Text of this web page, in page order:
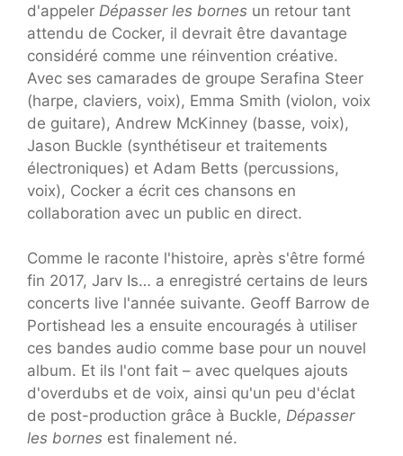
d'appeler Dépasser les bornes un retour tant
attendu de Cocker, il devrait être davantage
considéré comme une réinvention créative.
Avec ses camarades de groupe Serafina Steer
(harpe, claviers, voix), Emma Smith (violon, voix
de guitare), Andrew McKinney (basse, voix),
Jason Buckle (synthétiseur et traitements
électroniques) et Adam Betts (percussions,
voix), Cocker a écrit ces chansons en
collaboration avec un public en direct.
Comme le raconte l'histoire, après s'être formé
fin 2017, Jarv Is… a enregistré certains de leurs
concerts live l'année suivante. Geoff Barrow de
Portishead les a ensuite encouragés à utiliser
ces bandes audio comme base pour un nouvel
album. Et ils l'ont fait – avec quelques ajouts
d'overdubs et de voix, ainsi qu'un peu d'éclat
de post-production grâce à Buckle, Dépasser
les bornes est finalement né.